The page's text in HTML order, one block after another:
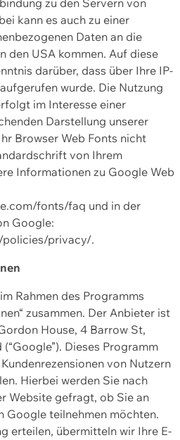
zu den Servern von
kann es auch zu einer
Daten an die
den USA kommen. Auf diese
darüber, dass über Ihre IP-
wurde. Die Nutzung
im Interesse einer
Darstellung unserer
Browser Web Fonts nicht
von Ihrem
Informationen zu Google Web
fonts/faq und in der
Google:
privacy/.
Rahmen des Programms
zusammen. Der Anbieter ist
House, 4 Barrow St,
Dieses Programm
von Nutzern
Hierbei werden Sie nach
Website gefragt, ob Sie an
Google teilnehmen möchten.
erteilen, übermitteln wir Ihre E-